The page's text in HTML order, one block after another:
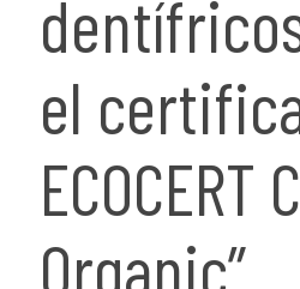
el
ECOCERT
Organic”